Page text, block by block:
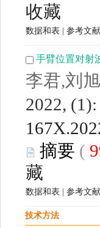
收藏
数据和表 参考文献
手臂位置对射
李君,刘
2022,
摘要 (
藏
数据和表 参考文献
技术方法